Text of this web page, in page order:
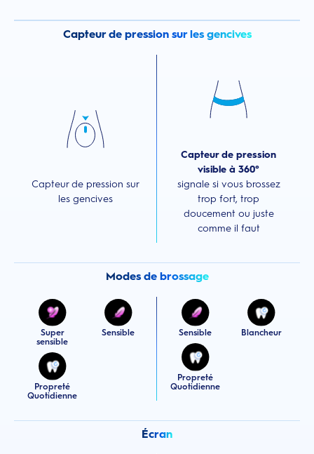
Capteur de pression sur les gencives
Capteur de pression sur
les gencives
Capteur de pression
visible à 360°
signale si vous brossez
trop fort, trop
doucement ou juste
comme il faut
Modes de brossage
Super
sensible
Sensible
Propreté
Quotidienne
Sensible Blancheur
Propreté
Quotidienne
Écran